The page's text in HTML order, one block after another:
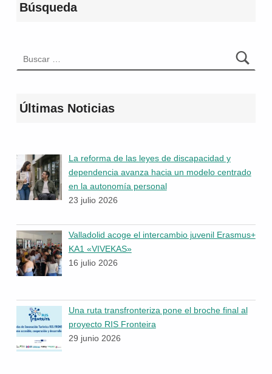
Búsqueda
Últimas Noticias
La reforma de las leyes de discapacidad y
dependencia avanza hacia un modelo centrado
en la autonomía personal
23 julio 2026
Valladolid acoge el intercambio juvenil Erasmus+
KA1 «VIVEKAS»
16 julio 2026
Una ruta transfronteriza pone el broche final al
proyecto RIS Fronteira
29 junio 2026